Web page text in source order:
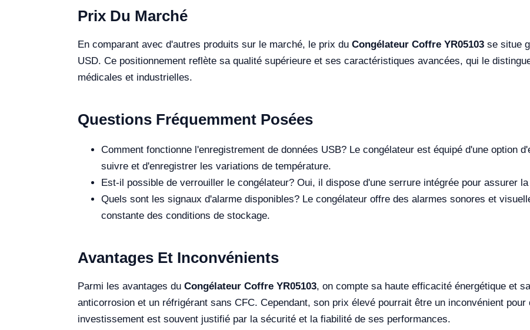
Prix Du Marché
En comparant avec d'autres produits sur le marché, le prix du Congélateur Coffre YR05103 se situe
USD. Ce positionnement reflète sa qualité supérieure et ses caractéristiques avancées, qui le
médicales et industrielles.
Questions Fréquemment Posées
Comment fonctionne l'enregistrement de données USB? Le congélateur est équipé d'une option
suivre et d'enregistrer les variations de température.
Est-il possible de verrouiller le congélateur? Oui, il dispose d'une serrure intégrée pour assurer
Quels sont les signaux d'alarme disponibles? Le congélateur offre des alarmes sonores et
constante des conditions de stockage.
Avantages Et Inconvénients
Parmi les avantages du Congélateur Coffre YR05103, on compte sa haute efficacité énergétique et
anticorrosion et un réfrigérant sans CFC. Cependant, son prix élevé pourrait être un inconvénient
investissement est souvent justifié par la sécurité et la fiabilité de ses performances.